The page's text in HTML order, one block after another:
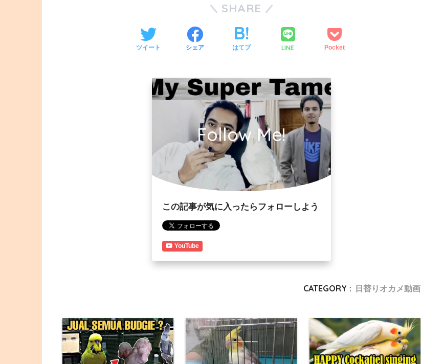
SHARE
ツイート シェア はてブ LINE Pocket
Follow Me!
この記事が気に入ったらフォローしよう
YouTube
CATEGORY : 日替りオカメ動画